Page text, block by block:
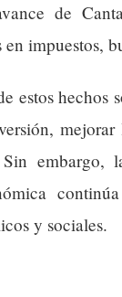
de
en impuestos,
estos
y sociales.